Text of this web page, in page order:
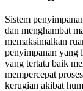
Sistem
dan menghambat
memaksimalkan
penyimpanan yang
yang tertata baik
mempercepat
kerugian akibat